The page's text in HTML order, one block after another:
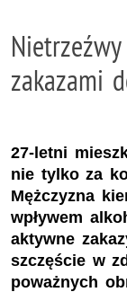
zakazami
27-letni
nie tylko za
Mężczyzna
wpływem
aktywne
szczęście w
poważnych